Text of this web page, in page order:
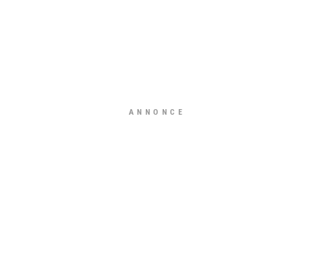
ANNONCE